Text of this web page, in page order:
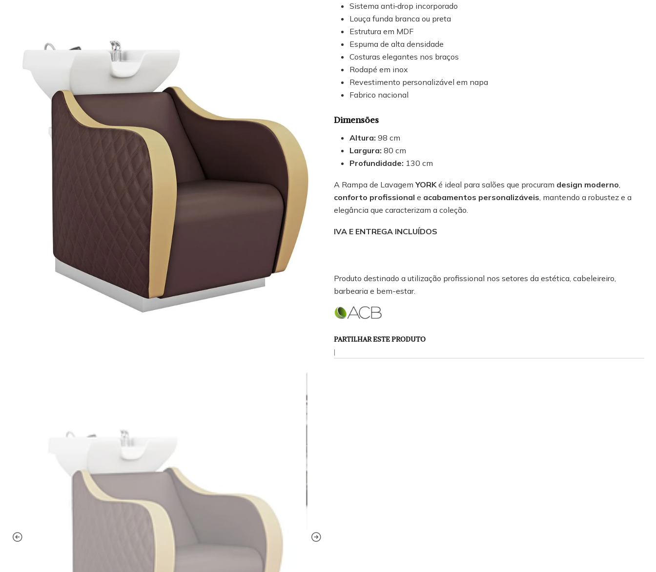
Sistema anti‑drop incorporado
Louça funda branca ou preta
Estrutura em MDF
Espuma de alta densidade
Costuras elegantes nos braços
Rodapé em inox
Revestimento personalizável em napa
Fabrico nacional
Dimensões
Altura: 98 cm
Largura: 80 cm
Profundidade: 130 cm
A Rampa de LavagemYORK é ideal para salões que procuram design moderno
conforto profissional e acabamentos personalizáveis , mantendo a robustez e a
elegância que caracterizam a coleção.
IVA E ENTREGA INCLUÍDOS
Produto destinado a utilização profissional nos setores da estética, cabeleireiro,
barbearia e bem-estar.
PARTILHAR ESTE PRODUTO
|